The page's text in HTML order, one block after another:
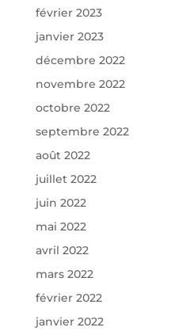
février 2023
janvier 2023
décembre 2022
novembre 2022
octobre 2022
septembre 2022
août 2022
juillet 2022
juin 2022
mai 2022
avril 2022
mars 2022
février 2022
janvier 2022